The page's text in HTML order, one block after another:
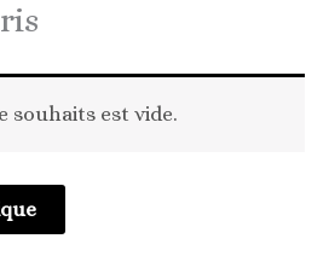
souhaits est vide.